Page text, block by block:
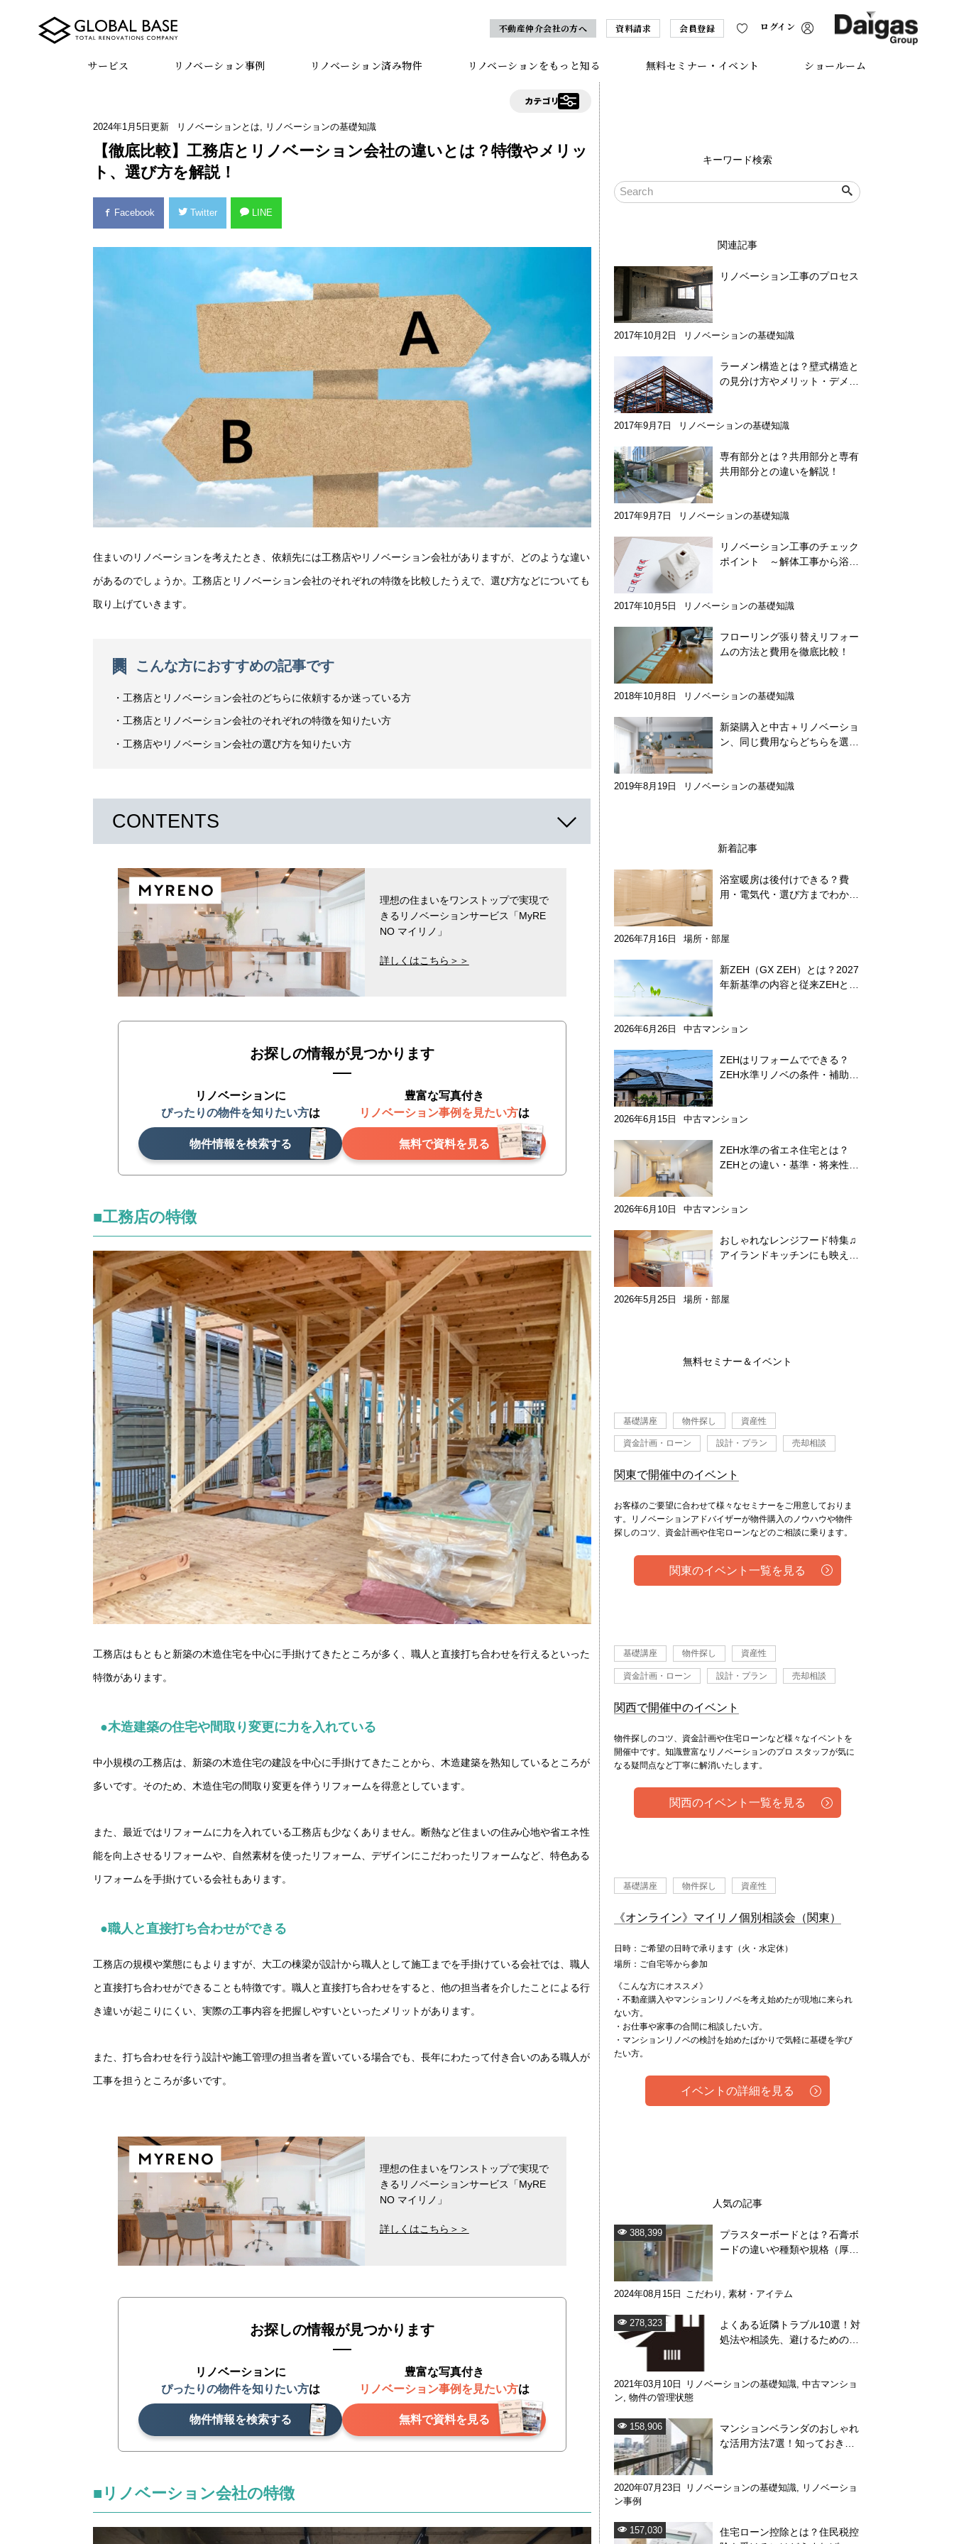
不動産仲介会社の方へ 資料請求 会員登録 ログイン
サービス リノベーション事例 リノベーション済み物件 リノベーションをもっと知る 無料セミナー・イベント ショールーム
2024年1月5日更新 リノベーションとは リノベーションの基礎知識
【徹底比較】工務店とリノベーション会社の違いとは？特徴やメリッ
ト、選び方を解説！
Facebook Twitter LINE
住まいのリノベーションを考えたとき、依頼先には工務店やリノベーション会社がありますが、どのような違い
があるのでしょうか。工務店とリノベーション会社のそれぞれの特徴を比較したうえで、選び方などについても
取り上げていきます。
こんな方におすすめの記事です
工務店とリノベーション会社のどちらに依頼するか迷っている方
工務店とリノベーション会社のそれぞれの特徴を知りたい方
工務店やリノベーション会社の選び方を知りたい方
CONTENTS
理想の住まいをワンストップで実現で
きるリノベーションサービス「MyRE
NO マイリノ」
詳しくはこちら＞＞
お探しの情報が見つかります
リノベーションに
ぴったりの物件を知りたい方は
物件情報を検索する
豊富な写真付き
リノベーション事例を見たい方は
無料で資料を見る
■工務店の特徴
工務店はもともと新築の木造住宅を中心に手掛けてきたところが多く、職人と直接打ち合わせを行えるといった
特徴があります。
●木造建築の住宅や間取り変更に力を入れている
中小規模の工務店は、新築の木造住宅の建設を中心に手掛けてきたことから、木造建築を熟知しているところが
多いです。そのため、木造住宅の間取り変更を伴うリフォームを得意としています。
また、最近ではリフォームに力を入れている工務店も少なくありません。断熱など住まいの住み心地や省エネ性
能を向上させるリフォームや、自然素材を使ったリフォーム、デザインにこだわったリフォームなど、特色ある
リフォームを手掛けている会社もあります。
●職人と直接打ち合わせができる
工務店の規模や業態にもよりますが、大工の棟梁が設計から職人として施工までを手掛けている会社では、職人
と直接打ち合わせができることも特徴です。職人と直接打ち合わせをすると、他の担当者を介したことによる行
き違いが起こりにくい、実際の工事内容を把握しやすいといったメリットがあります。
また、打ち合わせを行う設計や施工管理の担当者を置いている場合でも、長年にわたって付き合いのある職人が
工事を担うところが多いです。
理想の住まいをワンストップで実現で
きるリノベーションサービス「MyRE
NO マイリノ」
詳しくはこちら＞＞
お探しの情報が見つかります
リノベーションに
ぴったりの物件を知りたい方は
物件情報を検索する
豊富な写真付き
リノベーション事例を見たい方は
無料で資料を見る
■リノベーション会社の特徴
キーワード検索
関連記事
リノベーション工事のプロセス
2017年10月2日 リノベーションの基礎知識
ラーメン構造とは？壁式構造と
の見分け方やメリット・デメリ
2017年9月7日 リノベーションの基礎知識
専有部分とは？共用部分と専有
共用部分との違いを解説！
2017年9月7日 リノベーションの基礎知識
リノベーション工事のチェック
ポイント ～解体⼯事から浴
2017年10月5日 リノベーションの基礎知識
フローリング張り替えリフォー
ムの方法と費用を徹底比較！
2018年10月8日 リノベーションの基礎知識
新築購入と中古＋リノベーショ
ン、同じ費用ならどちらを選
2019年8月19日 リノベーションの基礎知識
新着記事
浴室暖房は後付けできる？費
用・電気代・選び方までわかり
2026年7月16日 場所・部屋
新ZEH（GX ZEH）とは？2027
年新基準の内容と従来ZEHとの
2026年6月26日 中古マンション
ZEHはリフォームでできる？
ZEH水準リノベの条件・補助金
2026年6月15日 中古マンション
ZEH水準の省エネ住宅とは？
ZEHとの違い・基準・将来性を
2026年6月10日 中古マンション
おしゃれなレンジフード特集♫
アイランドキッチンにも映える
2026年5月25日 場所・部屋
無料セミナー＆イベント
基礎講座 物件探し 資産性
資金計画・ローン 設計・プラン 売却相談
関東で開催中のイベント
お客様のご要望に合わせて様々なセミナーをご用意しておりま
す。リノベーションアドバイザーが物件購入のノウハウや物件
探しのコツ、資金計画や住宅ローンなどのご相談に乗ります。
関東のイベント一覧を見る
基礎講座 物件探し 資産性
資金計画・ローン 設計・プラン 売却相談
関西で開催中のイベント
物件探しのコツ、資金計画や住宅ローンなど様々なイベントを
開催中です。知識豊富なリノベーションのプロ スタッフが気に
なる疑問点など丁寧に解消いたします。
関西のイベント一覧を見る
基礎講座 物件探し 資産性
《オンライン》マイリノ個別相談会（関東）
日時：ご希望の日時で承ります（火・水定休）
場所：ご自宅等から参加
《こんな方にオススメ》
・不動産購入やマンションリノベを考え始めたが現地に来られ
ない方。
・お仕事や家事の合間に相談したい方。
・マンションリノベの検討を始めたばかりで気軽に基礎を学び
たい方。
イベントの詳細を見る
人気の記事
プラスターボードとは？石膏ボ
ードの違いや種類や規格（厚
388,399
2024年08月15日 こだわり ,素材・アイテム
よくある近隣トラブル10選！対
処法や相談先、避けるためのポ
278,323
2021年03月10日 リノベーションの基礎知識,中古マンショ
ン, 物件の管理状態
マンションベランダのおしゃれ
な活用方法7選！知っておきた
158,906
2020年07月23日 リノベーションの基礎知識, リノベーショ
ン事例
住宅ローン控除とは？住民税控
157,030